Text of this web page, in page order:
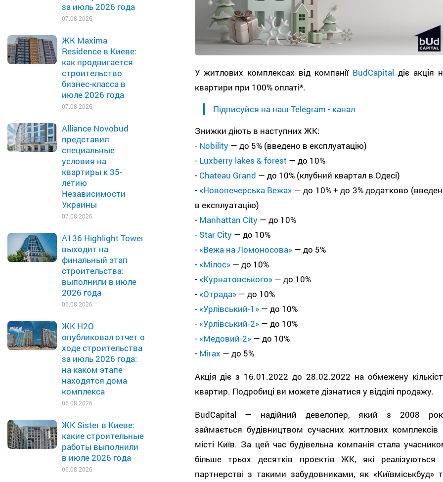
за июль 2026 года
07.08.2026
ЖК Maxima
Residence в Киеве:
как продвигается
строительство
бизнес-класса в
июле 2026 года
07.08.2026
Alliance Novobud
представил
специальные
условия на
квартиры к 35-
летию
Независимости
Украины
07.08.2026
A136 Highlight Tower
выходит на
финальный этап
строительства:
выполнили в июле
2026 года
06.08.2026
ЖК H2O
опубликовал отчет о
ходе строительства
за июль 2026 года:
на каком этапе
находятся дома
комплекса
06.08.2026
ЖК Sister в Киеве:
какие строительные
работы выполнили
в июле 2026 года
06.08.2026
​​​​У житлових комплексах від компанії BudCapital діє акція
квартири при 100% оплаті*.
Підписуйся на наш Telegram - канал
Знижки діють в наступних ЖК:
- Nobility— до 5% (введено в експлуатацію)
- Luxberry lakes & forest — до 10%
- Chateau Grand — до 10% (клубний квартал в Одесі)
- «Новопечерська Вежа» — до 10% + до 3% додатково
в експлуатацію)
- Manhattan City— до 10%
- Star City— до 10%
- «Вежа на Ломоносова»— до 5%
- «Мілос»— до 10%
- «Курнатовського»— до 10%
- «Отрада»— до 10%
- «Урлівський-1»— до 10%
- «Урлівський-2»— до 10%
- «Медовий-2»— до 10%
- Mirax — до 5%
Акція діє з 16.01.2022 до 28.02.2022 на обмежену
квартир. Подробиці ви можете дізнатися у відділі продажу.
BudCapital — надійний девелопер, який з 2008
займається будівництвом сучасних житлових комплексів
місті Київ. За цей час будівельна компанія стала
більше трьох десятків проектів ЖК, які реалізуються
партнерстві з такими забудовниками, як «Київміськбуд»